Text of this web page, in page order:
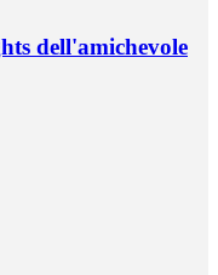
dell'amichevole